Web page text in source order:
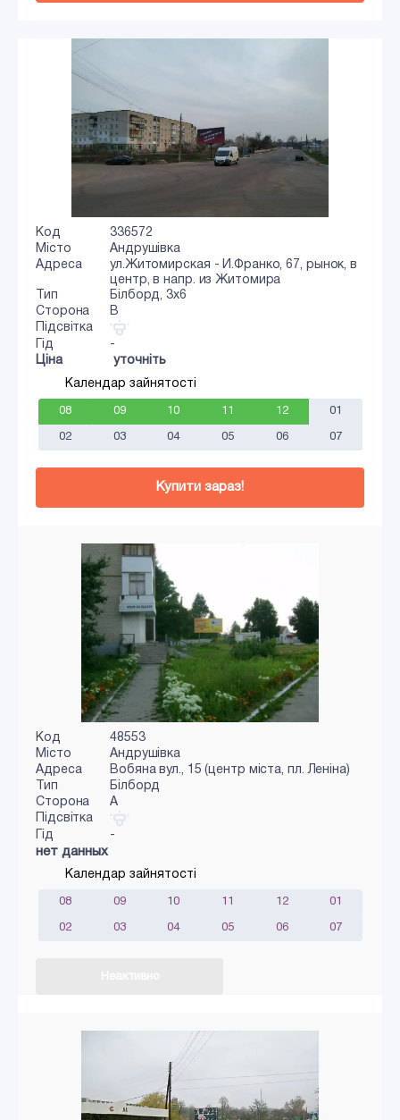
Код
336572
Місто
Андрушівка
Адреса
ул.Житомирская - И.Франко, 67, рынок, в
центр, в напр. из Житомира
Тип
Білборд, 3х6
Сторона
B
Підсвітка
Гід
-
Ціна
уточніть
Календар зайнятості
08 09 10 11 12 01
02 03 04 05 06 07
Купити зараз!
Код
48553
Місто
Андрушівка
Адреса
Вобяна вул., 15 (центр міста, пл. Леніна)
Тип
Білборд
Сторона
A
Підсвітка
Гід
-
нет данных
Календар зайнятості
08 09 10 11 12 01
02 03 04 05 06 07